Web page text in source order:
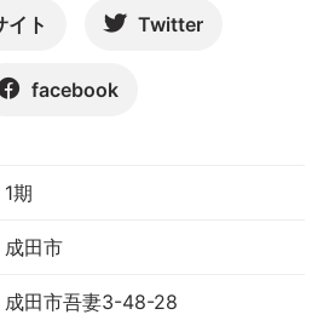
イト Twitter
facebook
1期
成田市
成田市吾妻3-48-28